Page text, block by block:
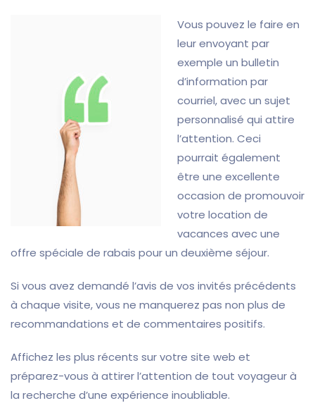
Vous pouvez le faire en
leur envoyant par
exemple un bulletin
d’information par
courriel, avec un sujet
personnalisé qui attire
l’attention. Ceci
pourrait également
être une excellente
occasion de promouvoir
votre location de
vacances avec une
offre spéciale de rabais pour un deuxième séjour.
Si vous avez demandé l’avis de vos invités précédents
à chaque visite, vous ne manquerez pas non plus de
recommandations et de commentaires positifs.
Affichez les plus récents sur votre site web et
préparez-vous à attirer l’attention de tout voyageur à
la recherche d’une expérience inoubliable.